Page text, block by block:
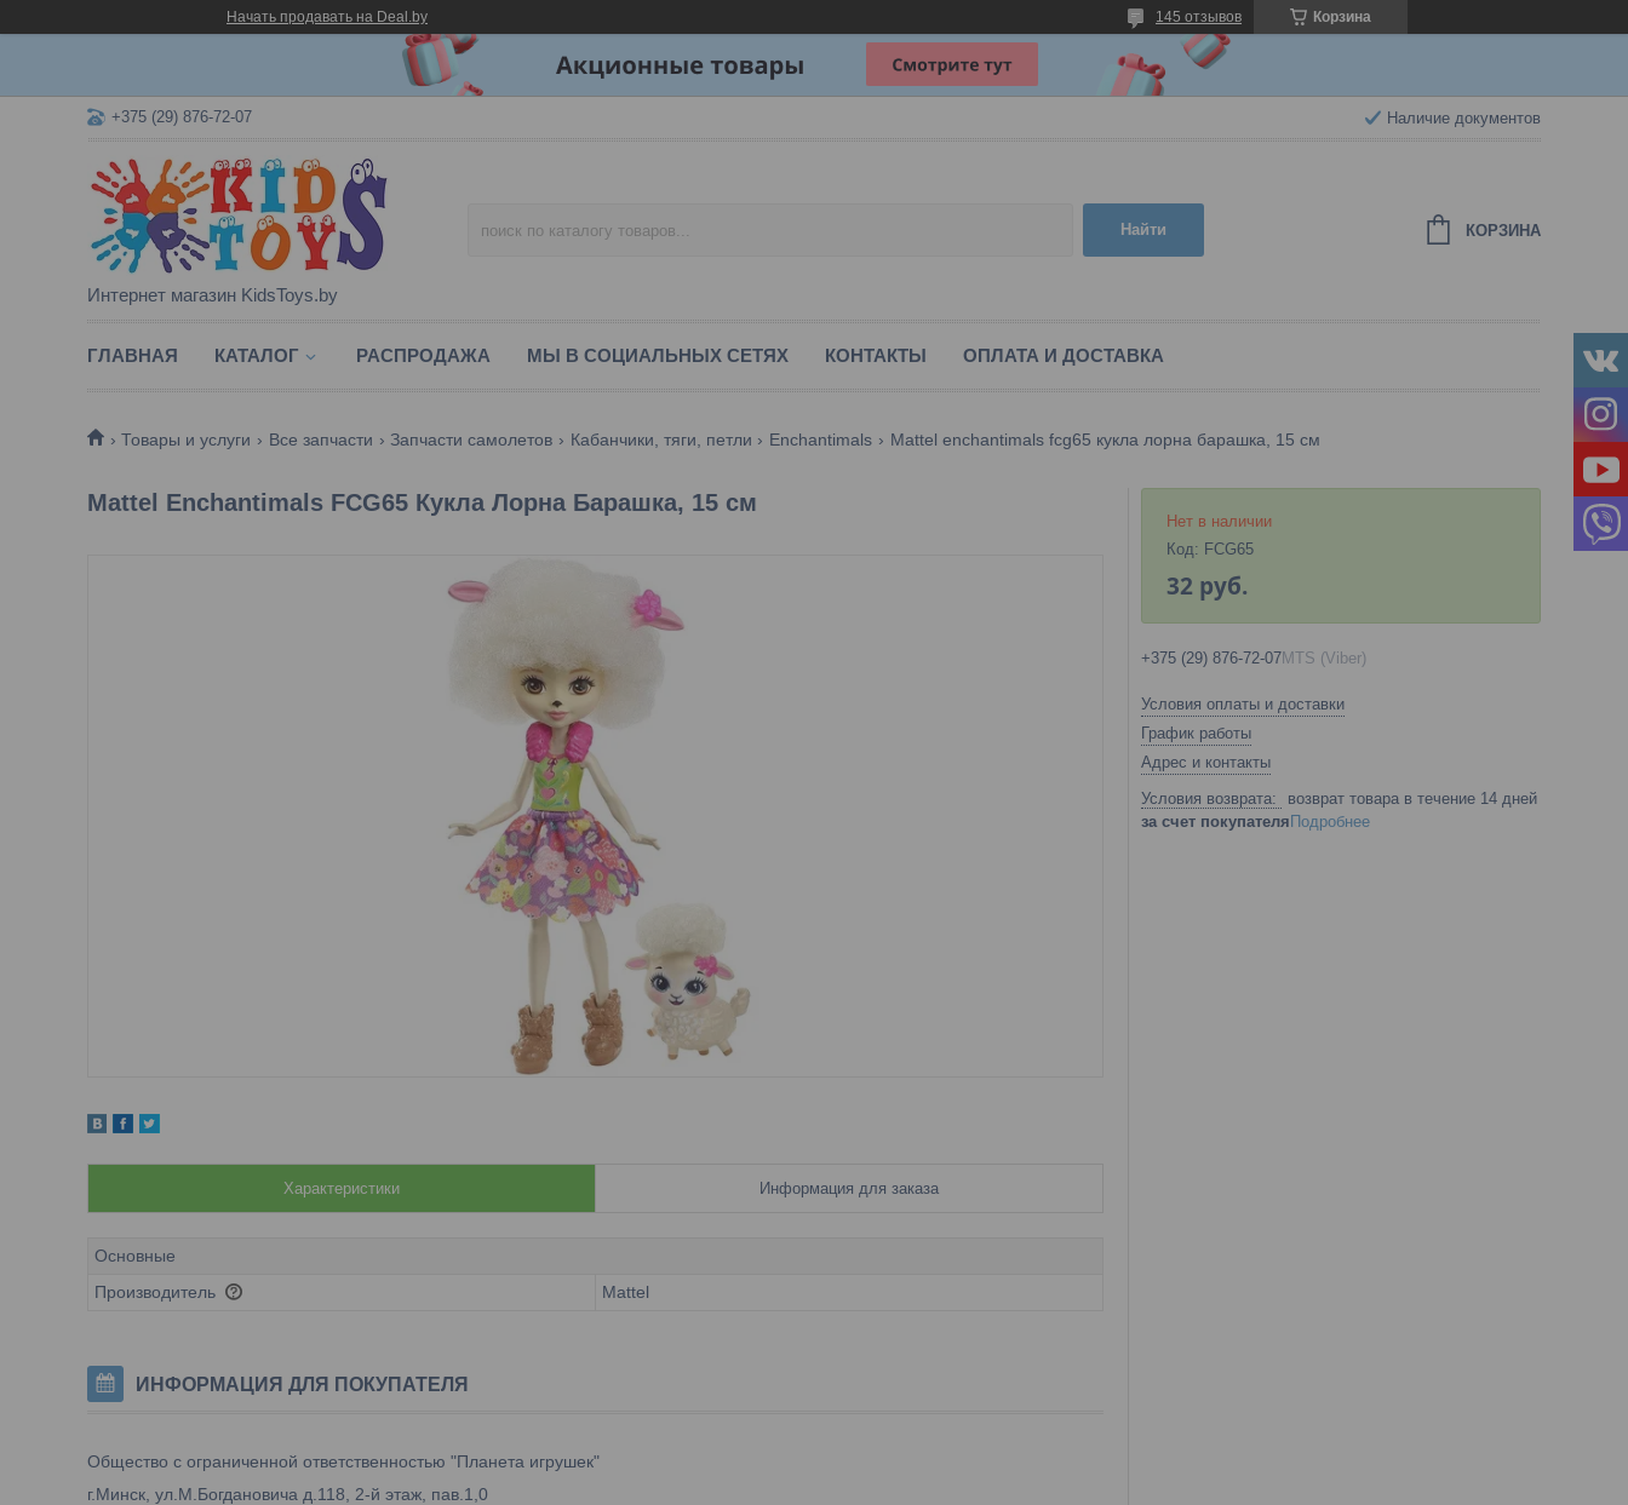
Начать продавать на Deal.by Корзина
145 отзывов
+375 (29) 876-72-07 Наличие документов
Интернет магазин KidsToys.by
Найти КОРЗИНА
ГЛАВНАЯ КАТАЛОГ РАСПРОДАЖА МЫ В СОЦИАЛЬНЫХ СЕТЯХ КОНТАКТЫ ОПЛАТА И ДОСТАВКА
Товары и услуги Все запчасти Запчасти самолетов Кабанчики, тяги, петли Enchantimals Mattel enchantimals fcg65 кукла лорна барашка, 15 см
Mattel Enchantimals FCG65 Кукла Лорна Барашка, 15 см
Характеристики Информация для заказа
Основные
Производитель
Mattel
ИНФОРМАЦИЯ ДЛЯ ПОКУПАТЕЛЯ
Общество с ограниченной ответственностью "Планета игрушек"
г.Минск, ул.М.Богдановича д.118, 2-й этаж, пав.1,0
Нет в наличии
Код: FCG65
32 руб.
+375 (29) 876-72-07MTS (Viber)
Условия оплаты и доставки
График работы
Адрес и контакты
возврат товара в течение 14 дней
за счет покупателя Подробнее